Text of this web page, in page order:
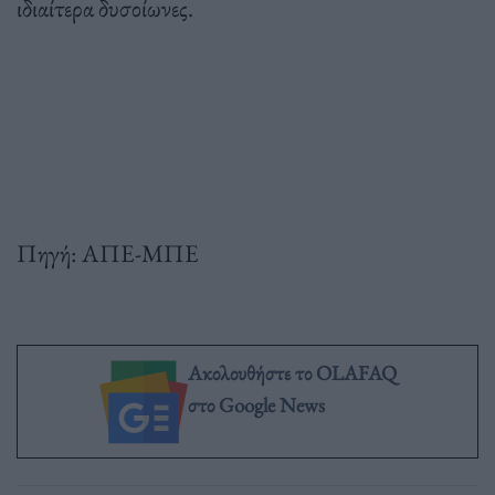
ιδιαίτερα δυσοίωνες.
Πηγή: ΑΠΕ-ΜΠΕ
Ακολουθήστε το OLAFAQ
στο Google News